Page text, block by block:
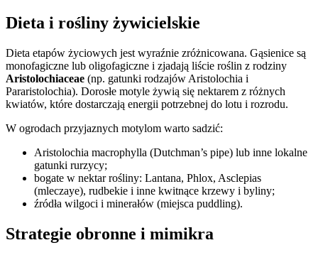
Dieta i rośliny żywicielskie
Dieta etapów życiowych jest wyraźnie zróżnicowana. Gąsienice są
monofagiczne lub oligofagiczne i zjadają liście roślin z rodziny
Aristolochiaceae (np. gatunki rodzajów Aristolochia i
Pararistolochia). Dorosłe motyle żywią się nektarem z różnych
kwiatów, które dostarczają energii potrzebnej do lotu i rozrodu.
W ogrodach przyjaznych motylom warto sadzić:
Aristolochia macrophylla (Dutchman’s pipe) lub inne lokalne
gatunki rurzycy;
bogate w nektar rośliny: Lantana, Phlox, Asclepias
(mleczaye), rudbekie i inne kwitnące krzewy i byliny;
źródła wilgoci i minerałów (miejsca puddling).
Strategie obronne i mimikra